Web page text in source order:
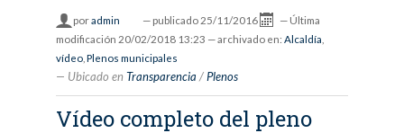
poradmin — publicado 25/11/2016 — Última
modificación 20/02/2018 13:23 — archivado en: Alcaldía
vídeo, Plenos municipales
Ubicado en Transparencia /Plenos
Vídeo completo del pleno